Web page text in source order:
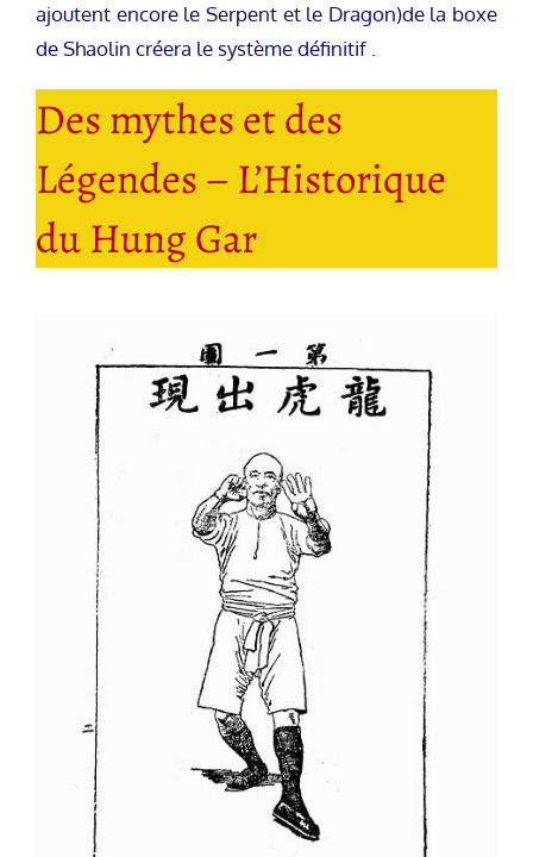
ajoutent encore le Serpent et le Dragon)de la boxe
de Shaolin créera le système définitif .
Des mythes et des
Légendes – L’Historique
du Hung Gar